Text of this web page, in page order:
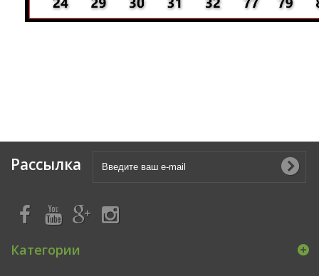
Рассылка
Категории